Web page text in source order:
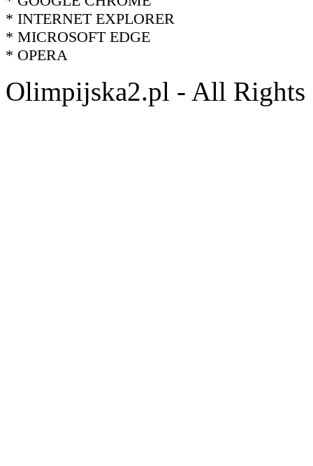
* INTERNET EXPLORER
* MICROSOFT EDGE
* OPERA
Olimpijska2.pl - All Rights